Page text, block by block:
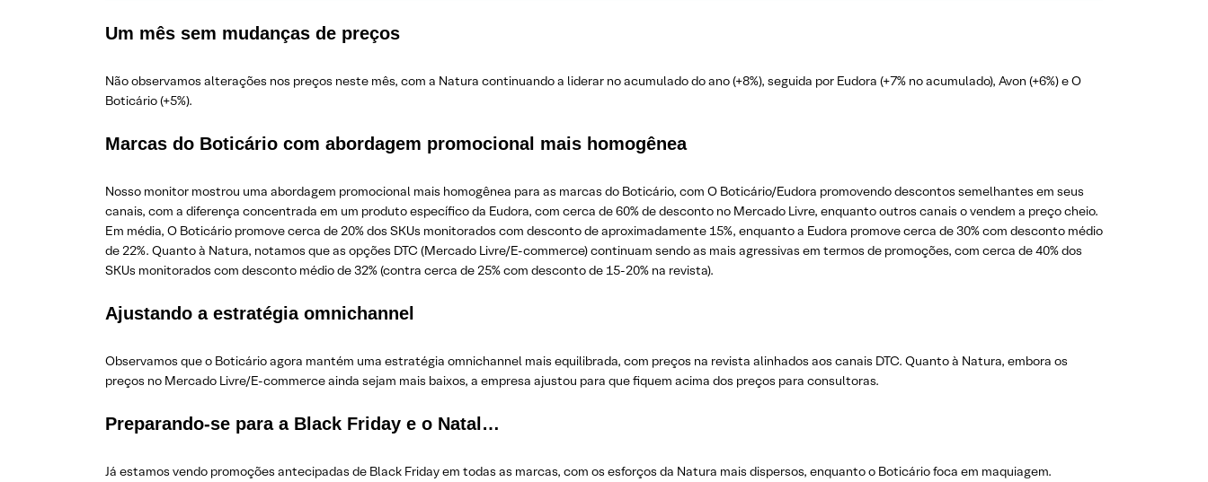
Um mês sem mudanças de preços
Não observamos alterações nos preços neste mês, com a Natura continuando a liderar no acumulado do ano (+8%), seguida por Eudora (+7% no acumulado), Avon (+6%) e O
Boticário (+5%).
Marcas do Boticário com abordagem promocional mais homogênea
Nosso monitor mostrou uma abordagem promocional mais homogênea para as marcas do Boticário, com O Boticário/Eudora promovendo descontos semelhantes em seus
canais, com a diferença concentrada em um produto específico da Eudora, com cerca de 60% de desconto no Mercado Livre, enquanto outros canais o vendem a preço cheio.
Em média, O Boticário promove cerca de 20% dos SKUs monitorados com desconto de aproximadamente 15%, enquanto a Eudora promove cerca de 30% com desconto médio
de 22%. Quanto à Natura, notamos que as opções DTC (Mercado Livre/E-commerce) continuam sendo as mais agressivas em termos de promoções, com cerca de 40% dos
SKUs monitorados com desconto médio de 32% (contra cerca de 25% com desconto de 15-20% na revista).
Ajustando a estratégia omnichannel
Observamos que o Boticário agora mantém uma estratégia omnichannel mais equilibrada, com preços na revista alinhados aos canais DTC. Quanto à Natura, embora os
preços no Mercado Livre/E-commerce ainda sejam mais baixos, a empresa ajustou para que fiquem acima dos preços para consultoras.
Preparando-se para a Black Friday e o Natal…
Já estamos vendo promoções antecipadas de Black Friday em todas as marcas, com os esforços da Natura mais dispersos, enquanto o Boticário foca em maquiagem.